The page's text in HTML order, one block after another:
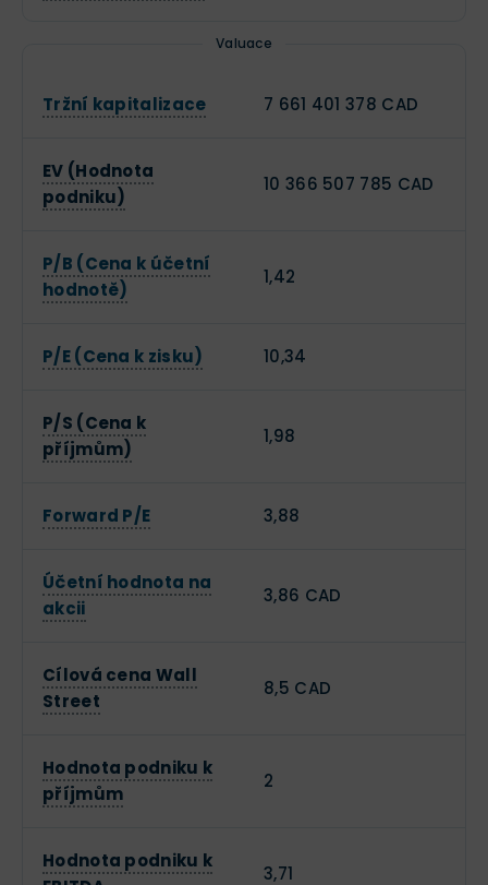
Valuace
Tržní kapitalizace 7 661 401 378 CAD
EV (Hodnota
podniku)
10 366 507 785 CAD
P/B (Cena k účetní
hodnotě)
1,42
P/E (Cena k zisku) 10,34
P/S (Cena k
příjmům)
1,98
Forward P/E 3,88
Účetní hodnota na
akcii
3,86 CAD
Cílová cena Wall
Street
8,5 CAD
Hodnota podniku k
příjmům
2
Hodnota podniku k
3,71